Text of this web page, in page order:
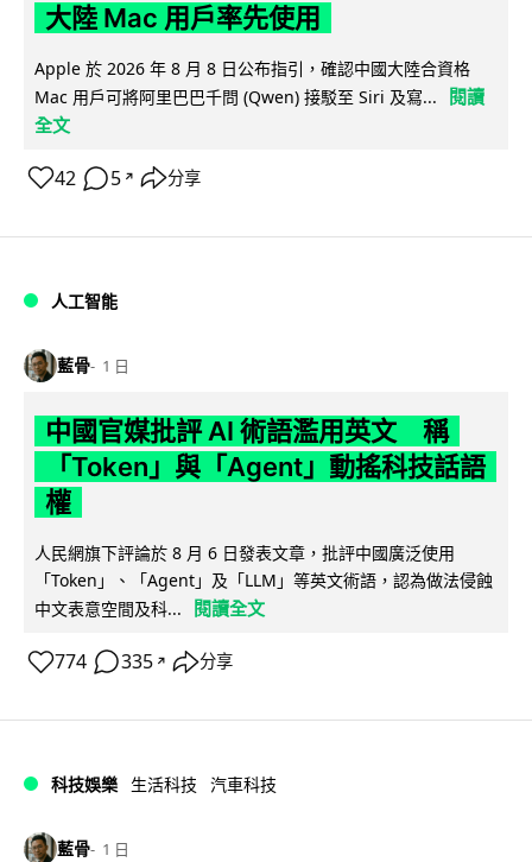
大陸 Mac 用戶率先使用
Apple 於 2026 年 8 月 8 日公布指引，確認中國大陸合資格
Mac 用戶可將阿里巴巴千問 (Qwen) 接駁至 Siri 及寫...
閱讀
全文
42 5 ↗ 分享
人工智能
藍骨 1 日
中國官媒批評 AI 術語濫用英文 稱
「Token」與「Agent」動搖科技話語
權
人民網旗下評論於 8 月 6 日發表文章，批評中國廣泛使用
「Token」、「Agent」及「LLM」等英文術語，認為做法侵蝕
中文表意空間及科...
閱讀全文
774 335 ↗ 分享
科技娛樂 生活科技 汽車科技
藍骨 1 日